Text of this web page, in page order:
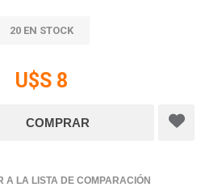
20 EN STOCK
U$S 8
A LA LISTA DE COMPARACIÓN